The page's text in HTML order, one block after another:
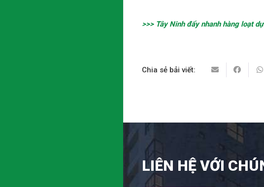
>>> Tây Ninh đẩy nhanh hàng loạt
Chia sẻ bải viết:
LIÊN HỆ VỚI